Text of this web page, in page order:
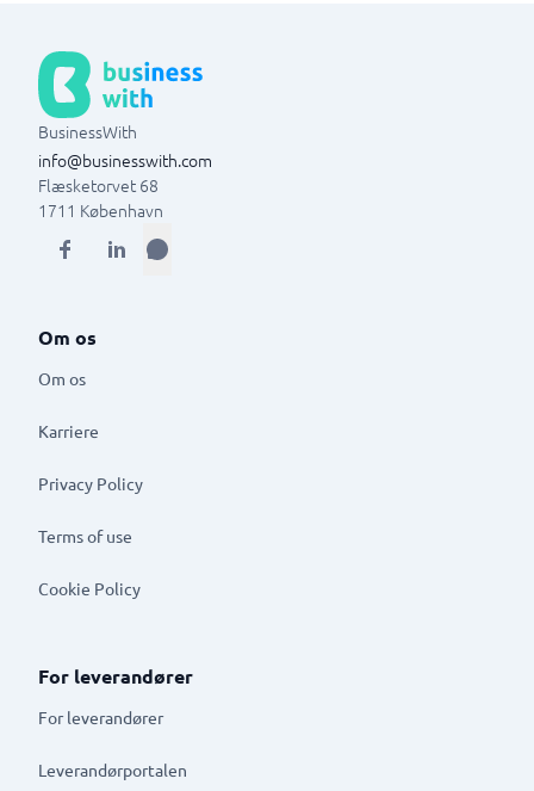
BusinessWith
info@businesswith.com
Flæsketorvet 68
1711 København
Om os
Om os
Karriere
Privacy Policy
Terms of use
Cookie Policy
For leverandører
For leverandører
Leverandørportalen